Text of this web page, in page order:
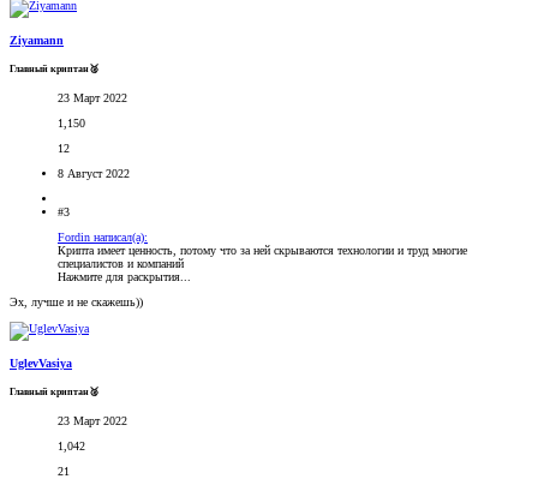
Ziyamann
Главный криптан🥈
23 Март 2022
1,150
12
8 Август 2022
#3
Fordin написал(а):
Крипта имеет ценность, потому что за ней скрываются технологии и труд многие
специалистов и компаний
Нажмите для раскрытия...
Эх, лучше и не скажешь))
UglevVasiya
Главный криптан🥈
23 Март 2022
1,042
21